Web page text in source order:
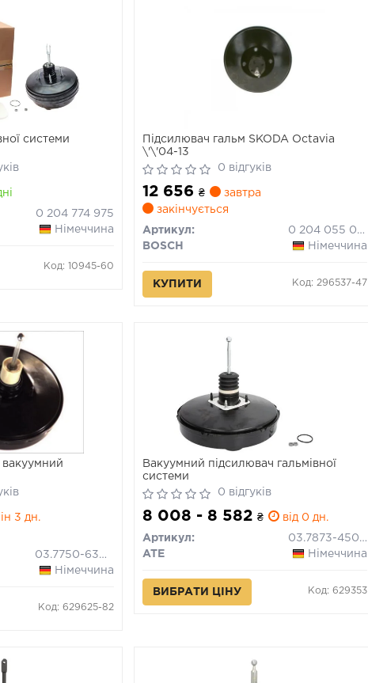
системи
0 204 774 975
Німеччина
Код: 10945-60
Підсилювач гальм SKODA Octavia
\'\'04-13
0 відгуків
12 656₴
завтра
закінчується
Артикул:
0 204 055 051
BOSCH
Німеччина
КУПИТИ Код: 296537-47
вакуумний
3 дн.
03.7750-6302.4
Німеччина
Код: 629625-82
Вакуумний підсилювач гальмівної
системи
0 відгуків
8 008 - 8 582₴ від 0 дн.
Артикул:
03.7873-4502.4
ATE
Німеччина
ВИБРАТИ ЦІНУ Код: 629353